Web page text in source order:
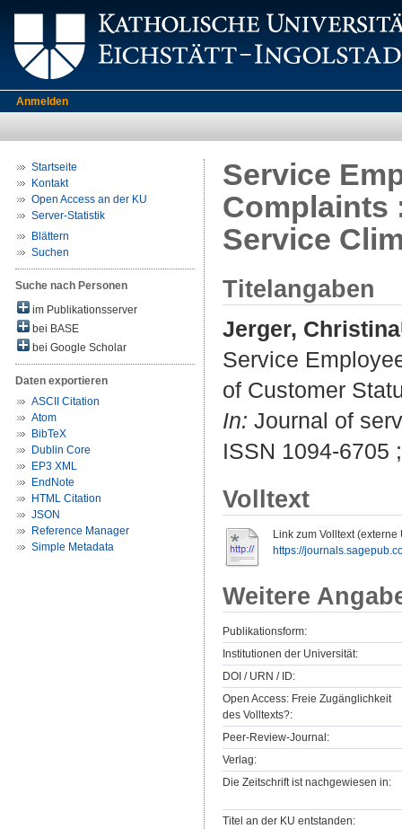
Anmelden
Startseite
Kontakt
Open Access an der KU
Server-Statistik
Blättern
Suchen
Suche nach Personen
im Publikationsserver
bei BASE
bei Google Scholar
Daten exportieren
ASCII Citation
Atom
BibTeX
Dublin Core
EP3 XML
EndNote
HTML Citation
JSON
Reference Manager
Simple Metadata
Service
Complaints
Service
Titelangaben
Jerger, Christina
Service
of Customer
In: Journal of
ISSN 1094-6705
Volltext
Link zum Volltext (externe
https://
Weitere
Publikationsform:
Institutionen der Universität:
DOI / URN / ID:
Open Access: Freie Zugänglichkeit
des Volltexts?:
Peer-Review-Journal:
Verlag:
Die Zeitschrift ist nachgewiesen in:
Titel an der KU entstanden: